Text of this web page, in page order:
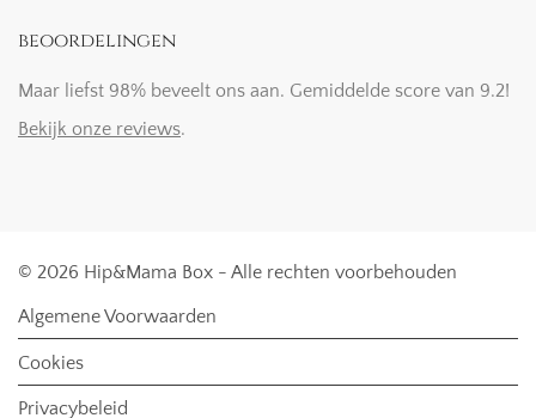
beoordelingen
Maar liefst 98% beveelt ons aan. Gemiddelde score van 9.2!
Bekijk onze reviews.
© 2026 Hip&Mama Box - Alle rechten voorbehouden
Algemene Voorwaarden
Cookies
Privacybeleid